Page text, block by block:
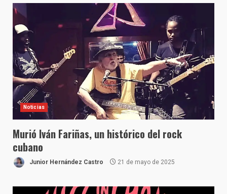
Noticias
Murió Iván Fariñas, un histórico del rock
cubano
Junior Hernández Castro 21 de mayo de 2025